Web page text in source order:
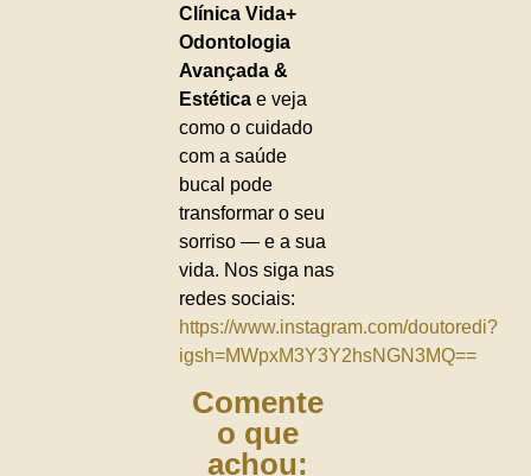
Clínica Vida+
Odontologia
Avançada &
Estética e veja
como o cuidado
com a saúde
bucal pode
transformar o seu
sorriso — e a sua
vida. Nos siga nas
redes sociais:
https://www.instagram.com/doutoredi?
igsh=MWpxM3Y3Y2hsNGN3MQ==
Comente
o que
achou: